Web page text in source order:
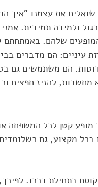
את עצמנו "איך
ולמידה תמידית.
שלהם. באמתחתם
עיניים: הם מדברים
הם משתמשים גם
להזיז חפצים
מופע קטן לכל המשפחה
מקצוע, גם
בתחילת דרכו.